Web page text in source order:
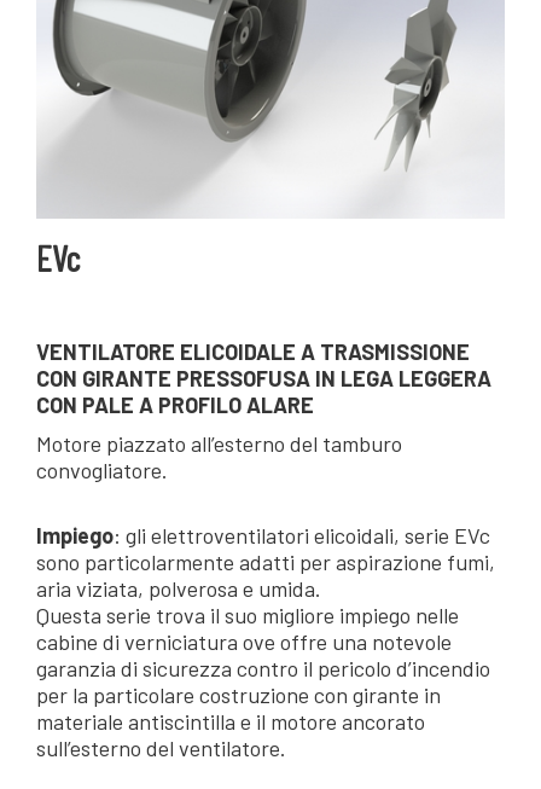
EVc
VENTILATORE ELICOIDALE A TRASMISSIONE
CON GIRANTE PRESSOFUSA IN LEGA LEGGERA
CON PALE A PROFILO ALARE
Motore piazzato all’esterno del tamburo
convogliatore.
Impiego: gli elettroventilatori elicoidali, serie EVc
sono particolarmente adatti per aspirazione fumi,
aria viziata, polverosa e umida.
Questa serie trova il suo migliore impiego nelle
cabine di verniciatura ove offre una notevole
garanzia di sicurezza contro il pericolo d’incendio
per la particolare costruzione con girante in
materiale antiscintilla e il motore ancorato
sull’esterno del ventilatore.